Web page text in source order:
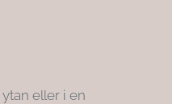
eller i en